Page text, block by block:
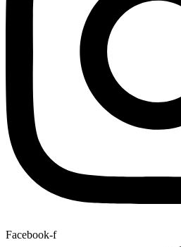
Facebook-f